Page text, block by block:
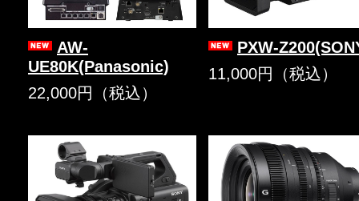
AW-
UE80K(Panasonic)
22,000円（税込）
PXW-
11,000円（税込）